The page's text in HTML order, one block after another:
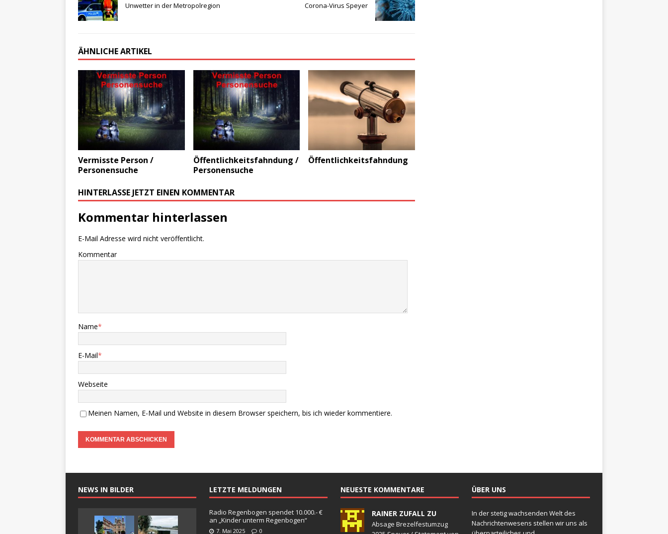
Unwetter in der Metropolregion Corona-Virus Speyer
ÄHNLICHE ARTIKEL
Vermisste Person /
Personensuche
Öffentlichkeitsfahndung /
Personensuche
Öffentlichkeitsfahndung
HINTERLASSE JETZT EINEN KOMMENTAR
Kommentar hinterlassen
E-Mail Adresse wird nicht veröffentlicht.
Kommentar
Name*
E-Mail*
Webseite
Meinen Namen, E-Mail und Website in diesem Browser speichern, bis ich wieder kommentiere.
NEWS IN BILDER LETZTE MELDUNGEN
Radio Regenbogen spendet 10.000.- €
an „Kinder unterm Regenbogen“
7. Mai 2025 0
NEUESTE KOMMENTARE
RAINER ZUFALL ZU
Absage Brezelfestumzug
ÜBER UNS
In der stetig wachsenden Welt des
Nachrichtenwesens stellen wir uns als